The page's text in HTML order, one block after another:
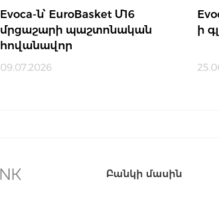
Evoca-ն՝ EuroBasket Մ16
մրցաշարի պաշտոնական
հովանավոր
09.07.2026
ի
Բանկի մասին